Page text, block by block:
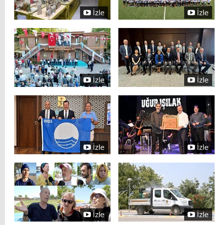
İzle İzle
İzle İzle
İzle İzle
İzle İzle